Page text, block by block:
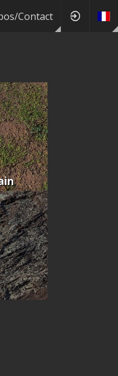
Contact